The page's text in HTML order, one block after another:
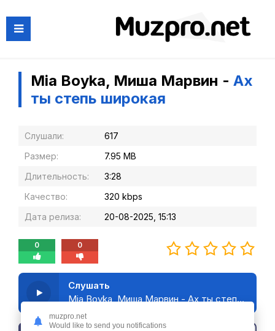
Mia Boyka, Миша Марвин - Ах
ты степь широкая
Слушали:
617
Размер:
7.95 MB
Длительность:
3:28
Качество:
320 kbps
Дата релиза:
20-08-2025, 15:13
0 0
Слушать
Mia Boyka, Миша Марвин - Ах ты степь широкая
muzpro.net
Would like to send you notifications